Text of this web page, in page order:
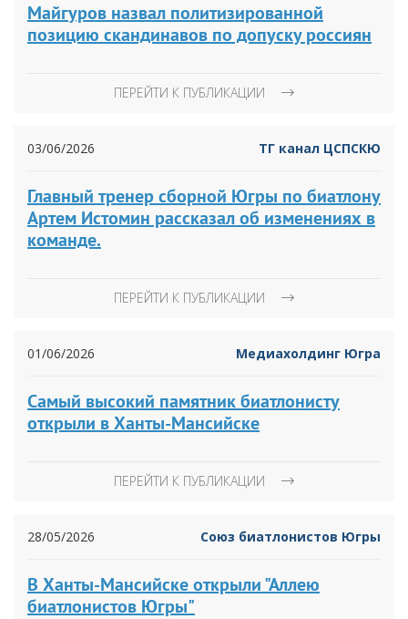
Майгуров назвал политизированной
позицию скандинавов по допуску россиян
ПЕРЕЙТИ К ПУБЛИКАЦИИ
03/06/2026 ТГ канал ЦСПСКЮ
Главный тренер сборной Югры по биатлону
Артем Истомин рассказал об изменениях в
команде.
ПЕРЕЙТИ К ПУБЛИКАЦИИ
01/06/2026 Медиахолдинг Югра
Самый высокий памятник биатлонисту
открыли в Ханты-Мансийске
ПЕРЕЙТИ К ПУБЛИКАЦИИ
28/05/2026 Союз биатлонистов Югры
В Ханты-Мансийске открыли "Аллею
биатлонистов Югры"